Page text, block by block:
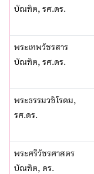
บัณฑิต, รศ.ดร.
พระเทพวัชรสาร
บัณฑิต, รศ.ดร.
พระธรรมวชิโรดม,
รศ.ดร.
พระศรีวัชรศาสตร
บัณฑิต, ดร.